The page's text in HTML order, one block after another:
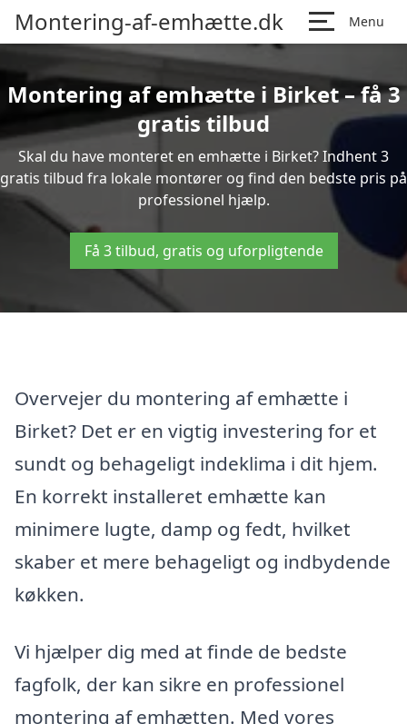
Montering-af-emhætte.dk Menu
Montering af emhætte i Birket – få 3
gratis tilbud
Skal du have monteret en emhætte i Birket? Indhent 3
gratis tilbud fra lokale montører og find den bedste pris på
professionel hjælp.
Få 3 tilbud, gratis og uforpligtende
Overvejer du montering af emhætte i
Birket? Det er en vigtig investering for et
sundt og behageligt indeklima i dit hjem.
En korrekt installeret emhætte kan
minimere lugte, damp og fedt, hvilket
skaber et mere behageligt og indbydende
køkken.
Vi hjælper dig med at finde de bedste
fagfolk, der kan sikre en professionel
montering af emhætten. Med vores